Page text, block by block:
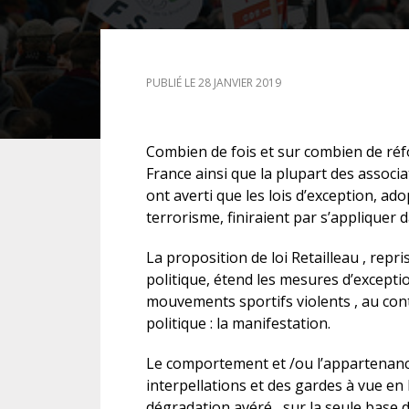
DROIT DES MINEURS
DROIT INTERNATIONAL
PUBLIÉ LE 28 JANVIER 2019
Combien de fois et sur combien de
France ainsi que la plupart des
ont averti que les lois d’exception,
terrorisme, finiraient par s’appliquer
La proposition de loi Retailleau ,
politique, étend les mesures
mouvements sportifs violents , au
politique : la manifestation.
Le comportement et /ou
interpellations et des gardes à vue